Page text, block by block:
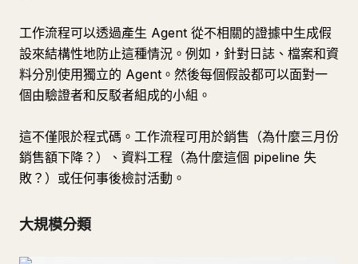
工作流程可以透過產生 Agent 從不相關的證據中生成假
設來結構性地防止這種情況。例如，針對日誌、檔案和資
料分別使用獨立的 Agent。然後每個假設都可以面對一
個由驗證者和反駁者組成的小組。
這不僅限於程式碼。工作流程可用於銷售（為什麼三月份
銷售額下降？）、資料工程（為什麼這個 pipeline 失
敗？）或任何事後檢討活動。
大規模分類